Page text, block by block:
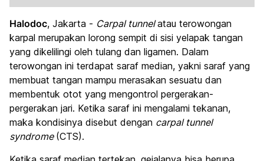
Halodoc, Jakarta - Carpal tunnelatau terowongan
karpal merupakan lorong sempit di sisi yelapak tangan
yang dikelilingi oleh tulang dan ligamen. Dalam
terowongan ini terdapat saraf median, yakni saraf yang
membuat tangan mampu merasakan sesuatu dan
membentuk otot yang mengontrol pergerakan-
pergerakan jari. Ketika saraf ini mengalami tekanan,
maka kondisinya disebut dengan carpal tunnel
syndrome (CTS).